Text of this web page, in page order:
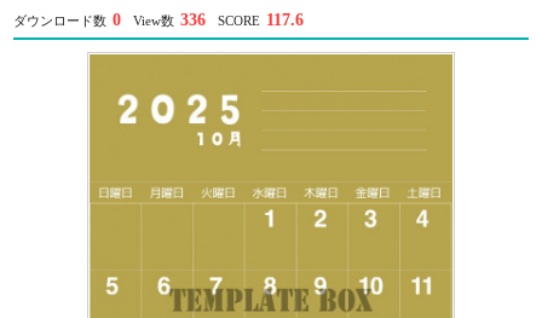
ダウンロード数 0 View数 336 SCORE 117.6